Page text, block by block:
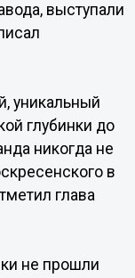
выступали
уникальный
глубинки до
никогда не
в
глава
не прошли